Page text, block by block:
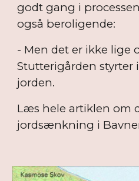
godt gang i
også beroligende:
- Men det er ikke lige
Stutterigården styrter
jorden.
Læs hele artiklen om
jordsænkning i